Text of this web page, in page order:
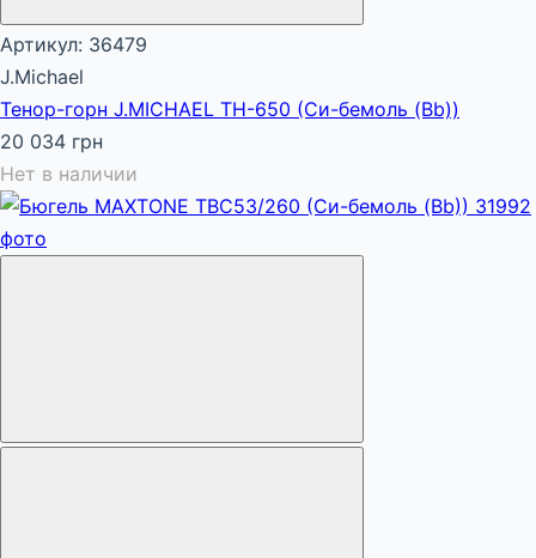
Артикул: 36479
J.Michael
Тенор-горн J.MICHAEL TH-650 (Си-бемоль (Bb))
20 034 грн
Нет в наличии